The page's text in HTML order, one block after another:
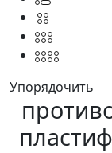
Упорядочить